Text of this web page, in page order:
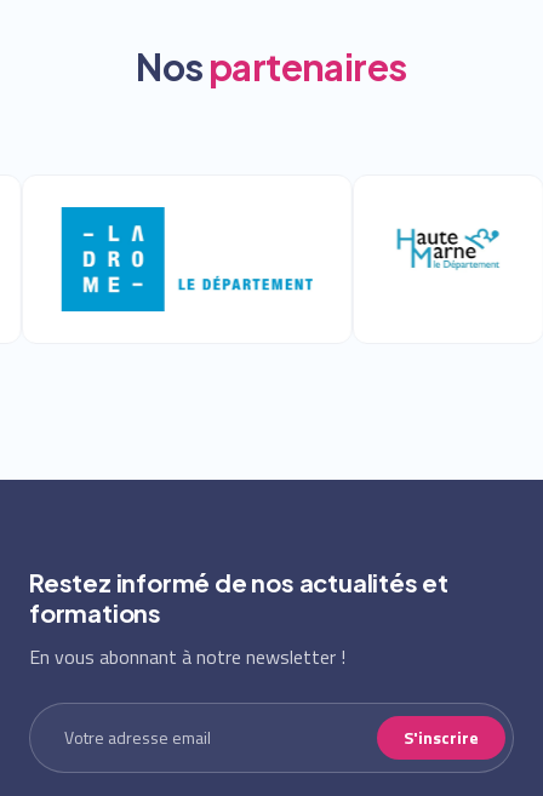
Nospartenaires
Restez informé de nos actualités et
formations
En vous abonnant à notre newsletter !
S'inscrire